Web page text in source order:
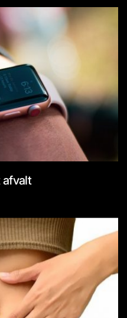
afvalt